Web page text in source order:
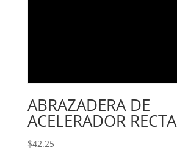
ABRAZADERA DE
ACELERADOR RECTA
$42.25